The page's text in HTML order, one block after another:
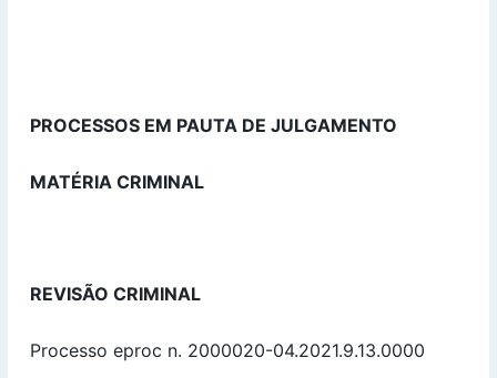
PROCESSOS EM PAUTA DE JULGAMENTO
MATÉRIA CRIMINAL
REVISÃO CRIMINAL
Processo eproc n. 2000020-04.2021.9.13.0000